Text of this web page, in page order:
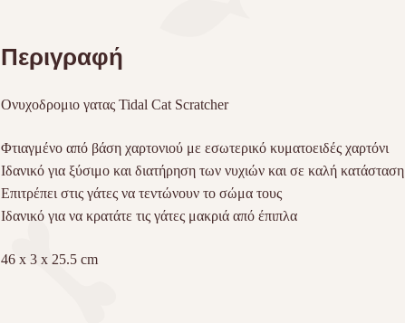
Περιγραφή
Ονυχοδρομιο γατας Tidal Cat Scratcher
Φτιαγμένο από βάση χαρτονιού με εσωτερικό κυματοειδές χαρτόνι
Ιδανικό για ξύσιμο και διατήρηση των νυχιών και σε καλή κατάσταση
Επιτρέπει στις γάτες να τεντώνουν το σώμα τους
Ιδανικό για να κρατάτε τις γάτες μακριά από έπιπλα
‎46 x 3 x 25.5 cm